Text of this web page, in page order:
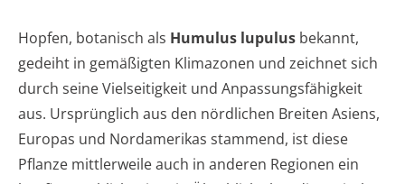
Hopfen, botanisch als Humulus lupulus bekannt,
gedeiht in gemäßigten Klimazonen und zeichnet sich
durch seine Vielseitigkeit und Anpassungsfähigkeit
aus. Ursprünglich aus den nördlichen Breiten Asiens,
Europas und Nordamerikas stammend, ist diese
Pflanze mittlerweile auch in anderen Regionen ein